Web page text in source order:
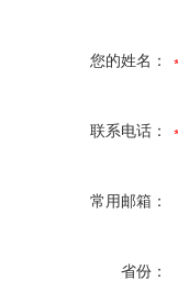
您的姓名：
联系电话：
常用邮箱：
省份：